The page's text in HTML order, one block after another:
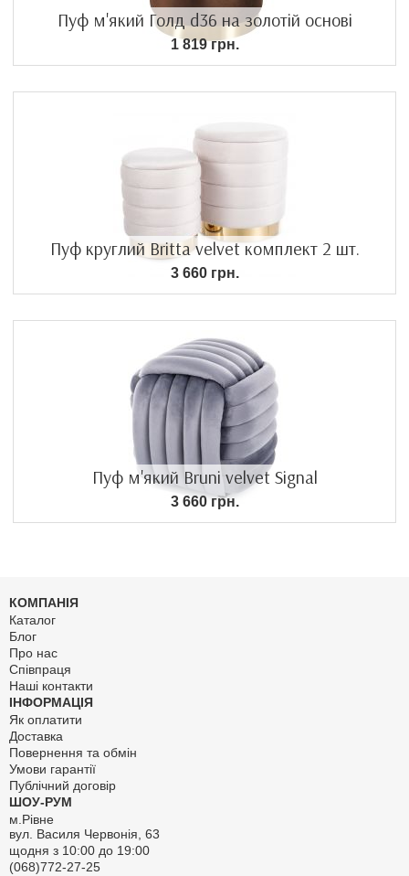
Пуф м'який Голд d36 на золотій основі
1 819 грн.
Пуф круглий Britta velvet комплект 2 шт.
3 660 грн.
Пуф м'який Bruni velvet Signal
3 660 грн.
КОМПАНІЯ
Каталог
Блог
Про нас
Співпраця
Наші контакти
ІНФОРМАЦІЯ
Як оплатити
Доставка
Повернення та обмін
Умови гарантії
Публічний договір
ШОУ-РУМ
м.Рівне
вул. Василя Червонія, 63
щодня з 10:00 до 19:00
(068)772-27-25